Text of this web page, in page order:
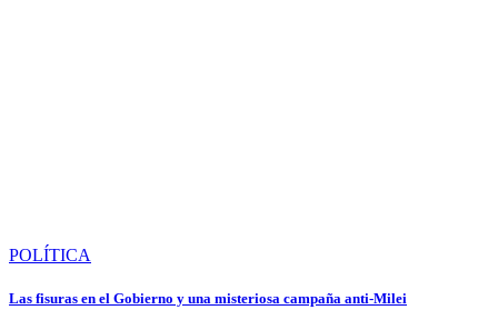
POLÍTICA
Las fisuras en el Gobierno y una misteriosa campaña anti-Milei